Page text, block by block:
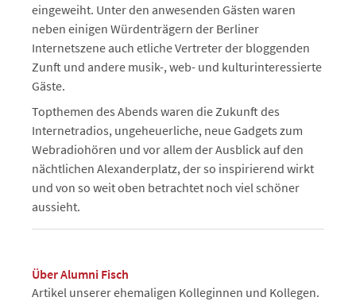
eingeweiht. Unter den anwesenden Gästen waren
neben einigen Würdenträgern der Berliner
Internetszene auch etliche Vertreter der bloggenden
Zunft und andere musik-, web- und kulturinteressierte
Gäste.
Topthemen des Abends waren die Zukunft des
Internetradios, ungeheuerliche, neue Gadgets zum
Webradiohören und vor allem der Ausblick auf den
nächtlichen Alexanderplatz, der so inspirierend wirkt
und von so weit oben betrachtet noch viel schöner
aussieht.
Über Alumni Fisch
Artikel unserer ehemaligen Kolleginnen und Kollegen.